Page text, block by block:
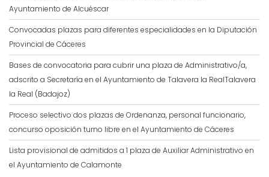
Ayuntamiento de Alcuéscar
Convocadas plazas para diferentes especialidades en la Diputación
Provincial de Cáceres
Bases de convocatoria para cubrir una plaza de Administrativo/a,
adscrito a Secretaría en el Ayuntamiento de Talavera la RealTalavera
la Real (Badajoz)
Proceso selectivo dos plazas de Ordenanza, personal funcionario,
concurso oposición turno libre en el Ayuntamiento de Cáceres
Lista provisional de admitidos a 1 plaza de Auxiliar Administrativo en
el Ayuntamiento de Calamonte